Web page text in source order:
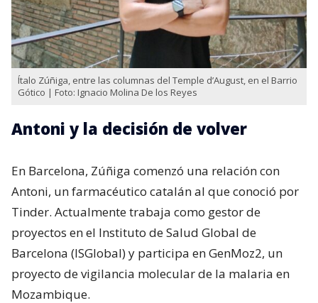
Ítalo Zúñiga, entre las columnas del Temple d’August, en el Barrio
Gótico | Foto: Ignacio Molina De los Reyes
Antoni y la decisión de volver
En Barcelona, Zúñiga comenzó una relación con
Antoni, un farmacéutico catalán al que conoció por
Tinder. Actualmente trabaja como gestor de
proyectos en el Instituto de Salud Global de
Barcelona (ISGlobal) y participa en GenMoz2, un
proyecto de vigilancia molecular de la malaria en
Mozambique.